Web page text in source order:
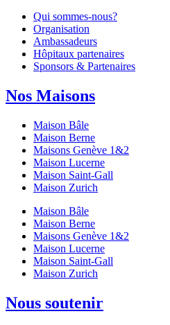
Qui sommes-nous?
Organisation
Ambassadeurs
Hôpitaux partenaires
Sponsors & Partenaires
Nos Maisons
Maison Bâle
Maison Berne
Maisons Genève 1&2
Maison Lucerne
Maison Saint-Gall
Maison Zurich
Maison Bâle
Maison Berne
Maisons Genève 1&2
Maison Lucerne
Maison Saint-Gall
Maison Zurich
Nous soutenir